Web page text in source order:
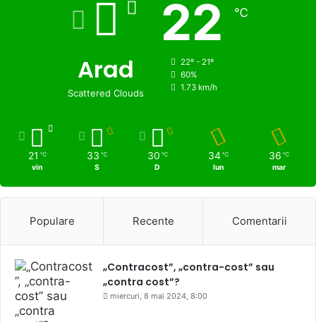
Arad
Scattered Clouds
22 ℃
22º - 21º
60%
1.73 km/h
21 ℃
vin
33 ℃
S
30 ℃
D
34 ℃
lun
36 ℃
mar
Populare Recente Comentarii
„Contracost”, „contra-cost” sau
„contra cost”?
miercuri, 8 mai 2024, 8:00